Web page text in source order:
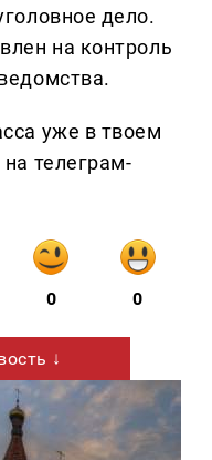
дело.
на контроль
уже в твоем
телеграм-
0 0
↓